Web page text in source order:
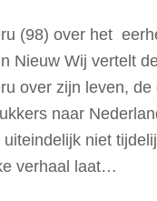
(98) over het
Nieuw Wij vertelt
over zijn leven, de
naar
niet
verhaal laat…